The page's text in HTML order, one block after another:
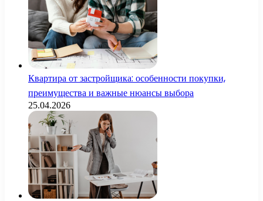
Квартира от застройщика: особенности покупки,
преимущества и важные нюансы выбора
25.04.2026